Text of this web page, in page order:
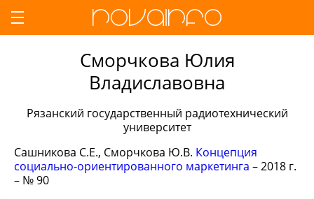
Сморчкова Юлия
Владиславовна
Рязанский государственный радиотехнический
университет
Сашникова С.Е., Сморчкова Ю.В. Концепция
социально-ориентированного маркетинга – 2018 г.
– № 90